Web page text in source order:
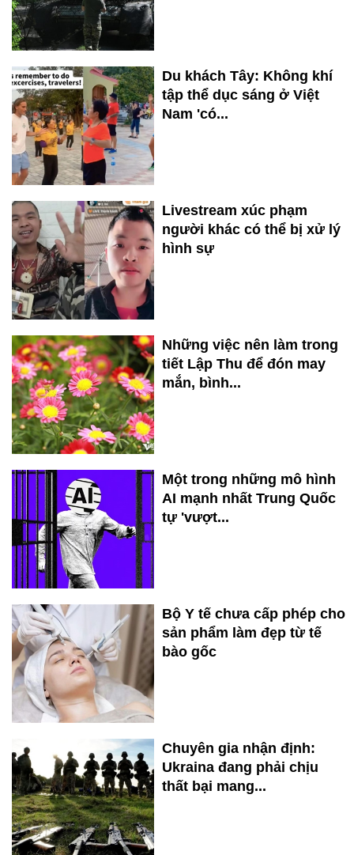
Du khách Tây: Không khí
tập thể dục sáng ở Việt
Nam 'có...
Livestream xúc phạm
người khác có thể bị xử lý
hình sự
Những việc nên làm trong
tiết Lập Thu để đón may
mắn, bình...
Một trong những mô hình
AI mạnh nhất Trung Quốc
tự 'vượt...
Bộ Y tế chưa cấp phép cho
sản phẩm làm đẹp từ tế
bào gốc
Chuyên gia nhận định:
Ukraina đang phải chịu
thất bại mang...